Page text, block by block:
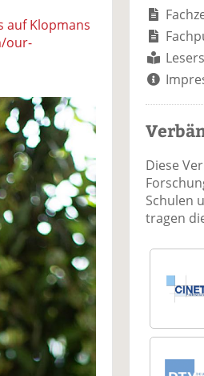
auf Klopmans
our-
Diese
Schulen
tragen